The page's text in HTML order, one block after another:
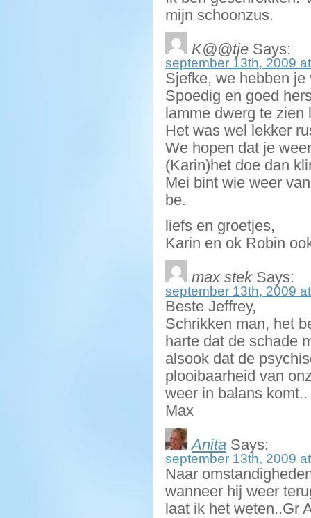
mijn schoonzus.
K@@tje Says:
september 13th, 2009
Sjefke, we hebben
Spoedig en goed
lamme dwerg te zien
Het was wel lekker
We hopen dat je
(Karin)het doe dan
Mei bint wie weer
be.
liefs en groetjes,
Karin en ok Robin
max stekSays:
september 13th, 2009
Beste Jeffrey,
Schrikken man, het
harte dat de schade
alsook dat de
plooibaarheid van
weer in balans
Max
Anita Says:
september 13th, 2009
Naar
wanneer hij weer
laat ik het weten..Gr